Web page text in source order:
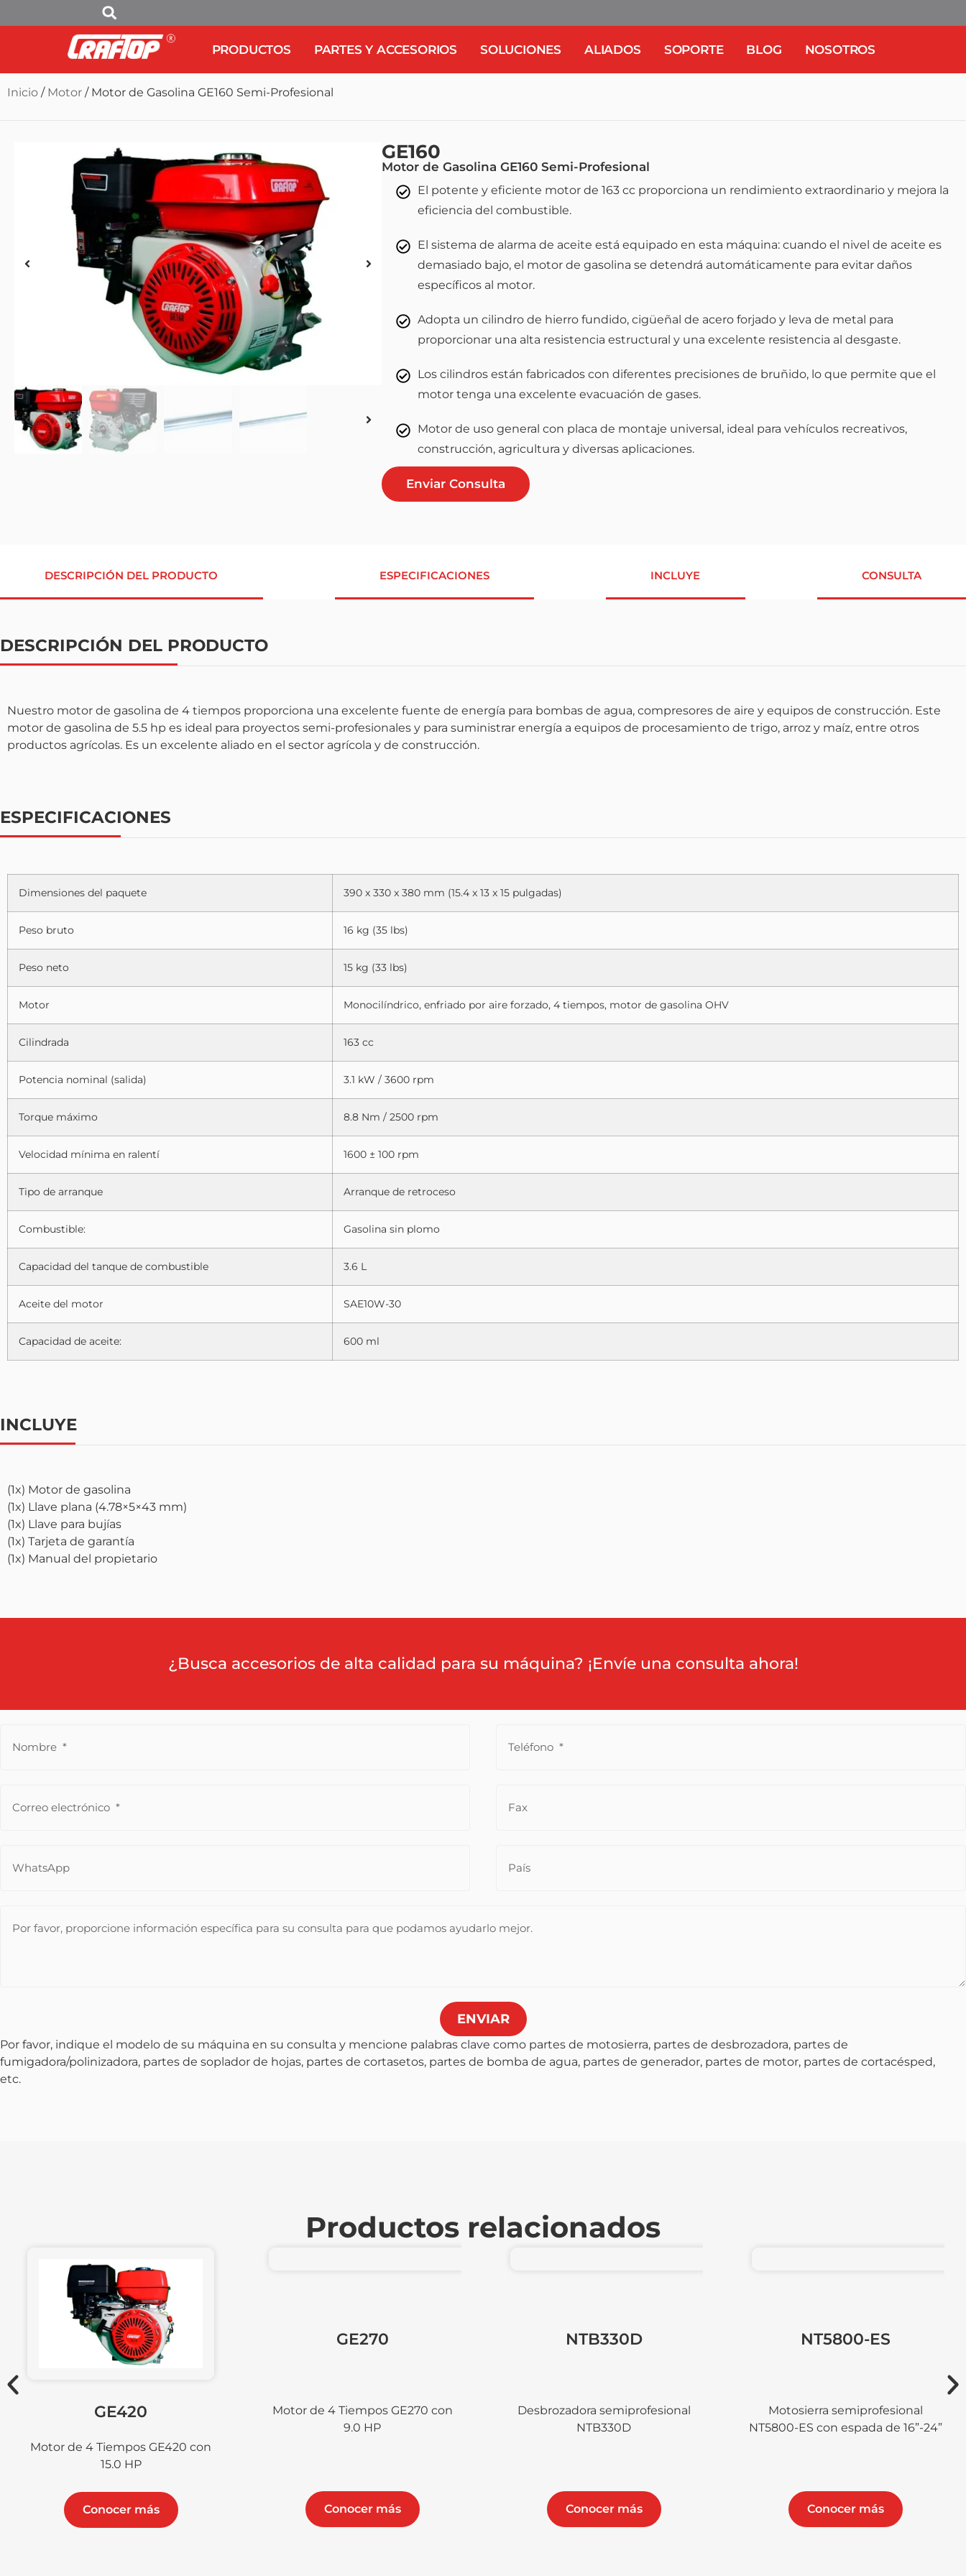
PRODUCTOS PARTES Y ACCESORIOS SOLUCIONES ALIADOS SOPORTE BLOG NOSOTROS
Inicio / Motor / Motor de Gasolina GE160 Semi-Profesional
GE160
Motor de Gasolina GE160 Semi-Profesional
El potente y eficiente motor de 163 cc proporciona un rendimiento extraordinario y mejora la
eficiencia del combustible.
El sistema de alarma de aceite está equipado en esta máquina: cuando el nivel de aceite es
demasiado bajo, el motor de gasolina se detendrá automáticamente para evitar daños
específicos al motor.
Adopta un cilindro de hierro fundido, cigüeñal de acero forjado y leva de metal para
proporcionar una alta resistencia estructural y una excelente resistencia al desgaste.
Los cilindros están fabricados con diferentes precisiones de bruñido, lo que permite que el
motor tenga una excelente evacuación de gases.
Motor de uso general con placa de montaje universal, ideal para vehículos recreativos,
construcción, agricultura y diversas aplicaciones.
Enviar Consulta
DESCRIPCIÓN DEL PRODUCTO ESPECIFICACIONES INCLUYE CONSULTA
DESCRIPCIÓN DEL PRODUCTO
Nuestro motor de gasolina de 4 tiempos proporciona una excelente fuente de energía para bombas de agua, compresores de aire y equipos de construcción. Este
motor de gasolina de 5.5 hp es ideal para proyectos semi-profesionales y para suministrar energía a equipos de procesamiento de trigo, arroz y maíz, entre otros
productos agrícolas. Es un excelente aliado en el sector agrícola y de construcción.
ESPECIFICACIONES
Dimensiones del paquete 390 x 330 x 380 mm (15.4 x 13 x 15 pulgadas)
Peso bruto 16 kg (35 lbs)
Peso neto 15 kg (33 lbs)
Motor Monocilíndrico, enfriado por aire forzado, 4 tiempos, motor de gasolina OHV
Cilindrada 163 cc
Potencia nominal (salida) 3.1 kW / 3600 rpm
Torque máximo 8.8 Nm / 2500 rpm
Velocidad mínima en ralentí 1600 ± 100 rpm
Tipo de arranque Arranque de retroceso
Combustible: Gasolina sin plomo
Capacidad del tanque de combustible 3.6 L
Aceite del motor SAE10W-30
Capacidad de aceite: 600 ml
INCLUYE
(1x) Motor de gasolina
(1x) Llave plana (4.78×5×43 mm)
(1x) Llave para bujías
(1x) Tarjeta de garantía
(1x) Manual del propietario
¿Busca accesorios de alta calidad para su máquina? ¡Envíe una consulta ahora!
ENVIAR
Por favor, indique el modelo de su máquina en su consulta y mencione palabras clave como partes de motosierra, partes de desbrozadora, partes de
fumigadora/polinizadora, partes de soplador de hojas, partes de cortasetos, partes de bomba de agua, partes de generador, partes de motor, partes de cortacésped,
etc.
Productos relacionados
de 4 Tiempos GE420 con
Conocer más
Motor de 4 Tiempos GE270 con
Conocer más
NTB330D
Desbrozadora semiprofesional
NTB330D
Conocer más
NT5800-ES
Motosierra semiprofesional
NT5800-ES con espada de 16”-24”
Conocer más